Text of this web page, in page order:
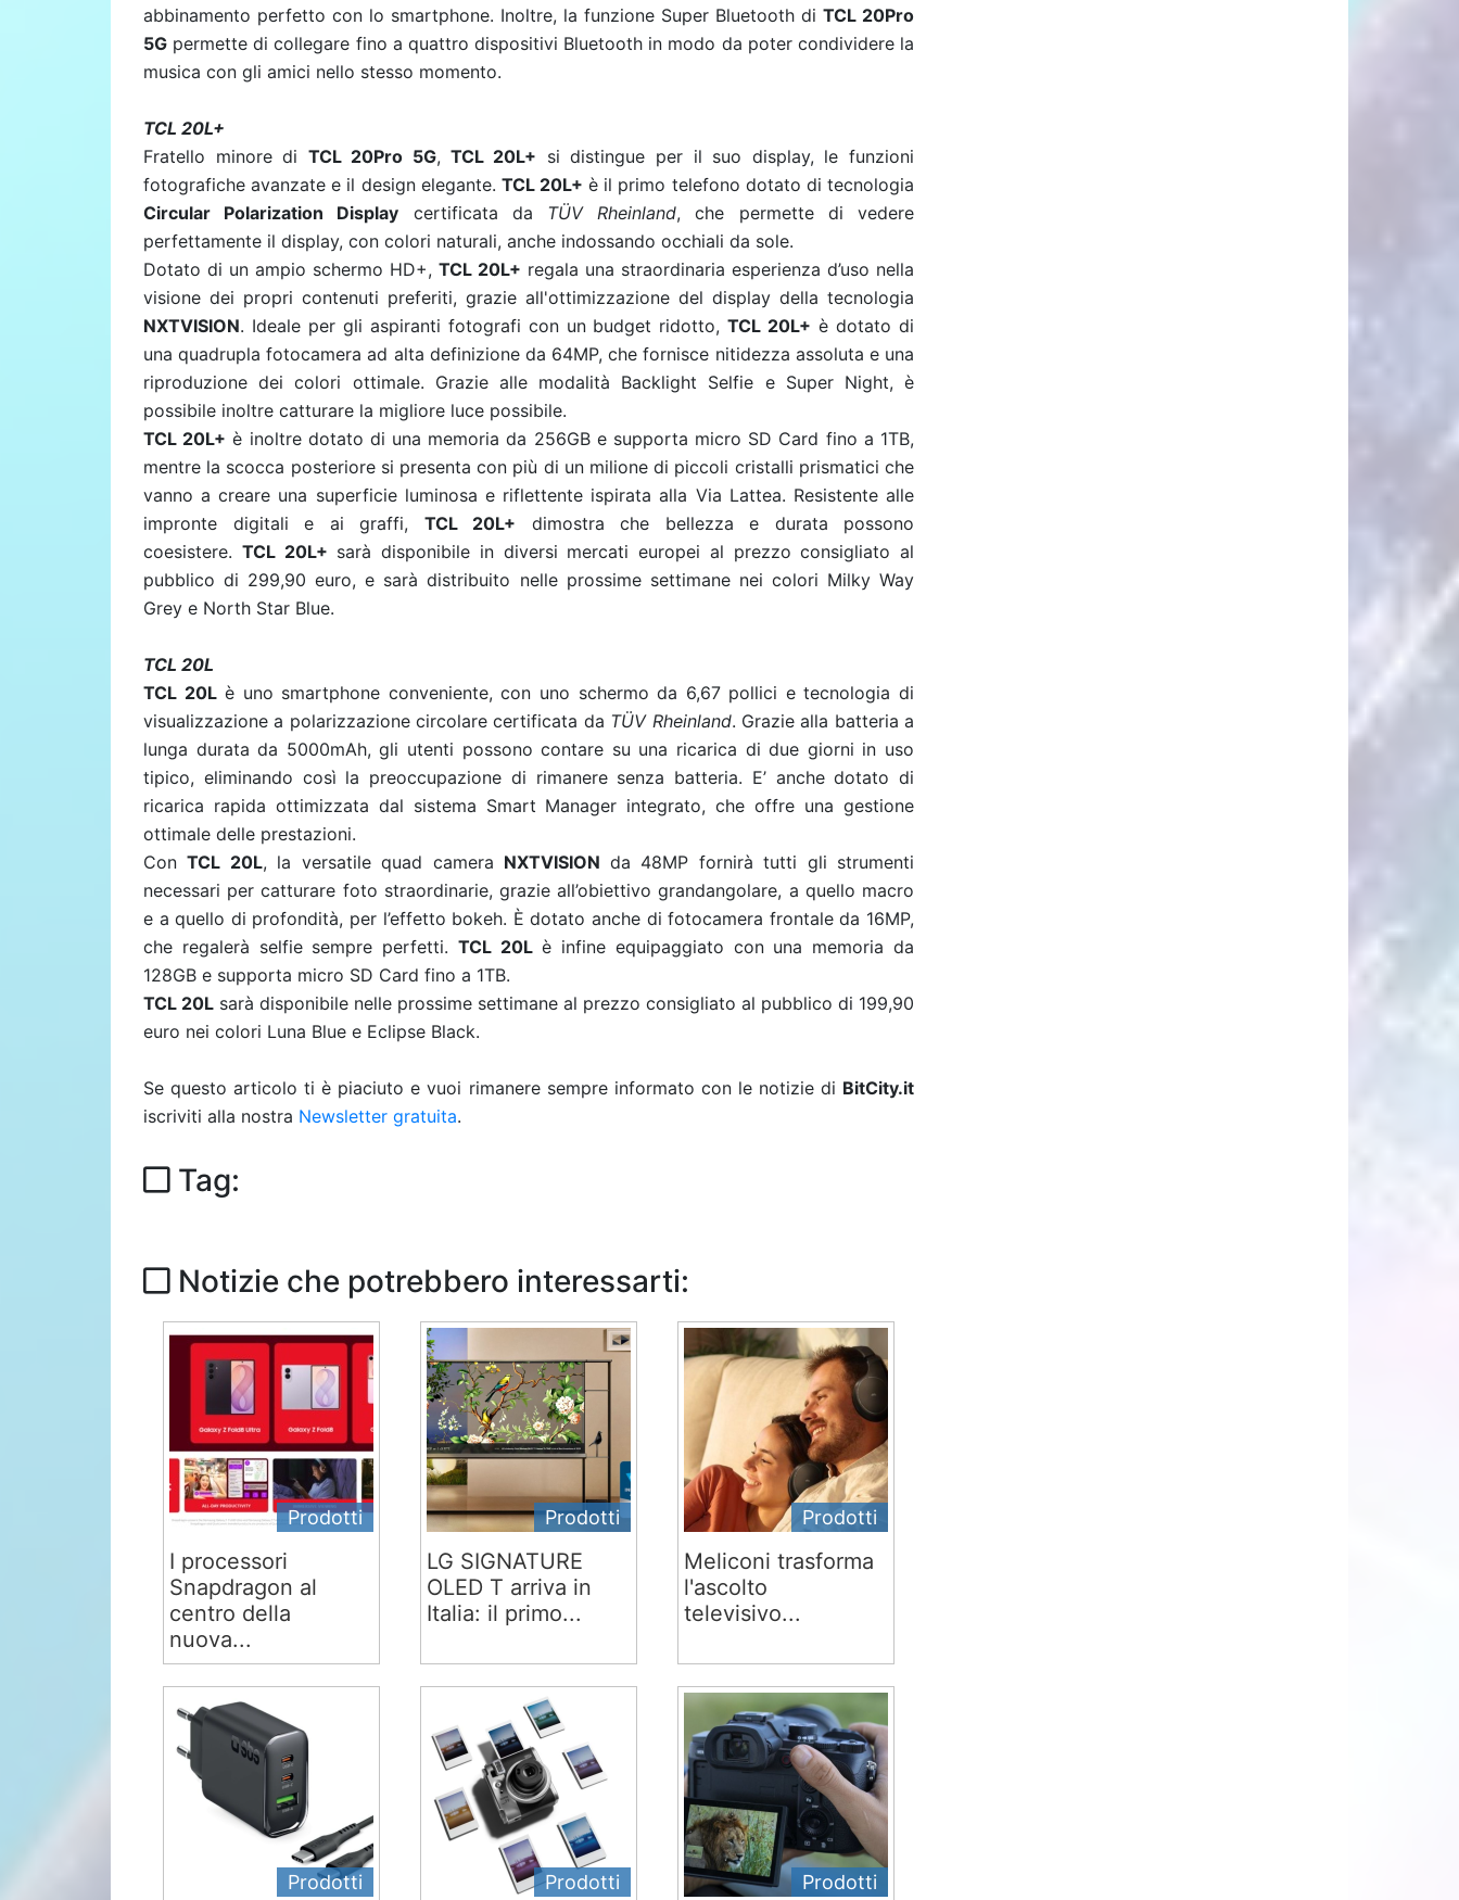
abbinamento perfetto con lo smartphone. Inoltre, la funzione Super Bluetooth di TCL 20Pro
5G permette di collegare fino a quattro dispositivi Bluetooth in modo da poter condividere la
musica con gli amici nello stesso momento.
TCL 20L+
Fratello minore di TCL 20Pro 5G, TCL 20L+ si distingue per il suo display, le funzioni
fotografiche avanzate e il design elegante. TCL 20L+ è il primo telefono dotato di tecnologia
Circular Polarization Display certificata da TÜV Rheinland, che permette di vedere
perfettamente il display, con colori naturali, anche indossando occhiali da sole.
Dotato di un ampio schermo HD+, TCL 20L+ regala una straordinaria esperienza d’uso nella
visione dei propri contenuti preferiti, grazie all'ottimizzazione del display della tecnologia
NXTVISION. Ideale per gli aspiranti fotografi con un budget ridotto,TCL 20L+ è dotato di
una quadrupla fotocamera ad alta definizione da 64MP, che fornisce nitidezza assoluta e una
riproduzione dei colori ottimale. Grazie alle modalità Backlight Selfie e Super Night, è
possibile inoltre catturare la migliore luce possibile.
TCL 20L+ è inoltre dotato di una memoria da 256GB e supporta micro SD Card fino a 1TB,
mentre la scocca posteriore si presenta con più di un milione di piccoli cristalli prismatici che
vanno a creare una superficie luminosa e riflettente ispirata alla Via Lattea. Resistente alle
impronte digitali e ai graffi, TCL 20L+ dimostra che bellezza e durata possono
coesistere. TCL 20L+ sarà disponibile in diversi mercati europei al prezzo consigliato al
pubblico di 299,90 euro, e sarà distribuito nelle prossime settimane nei colori Milky Way
Grey e North Star Blue.
TCL 20L
TCL 20Lè uno smartphone conveniente, con uno schermo da 6,67 pollici e tecnologia di
visualizzazione a polarizzazione circolare certificata da TÜV Rheinland. Grazie alla batteria a
lunga durata da 5000mAh, gli utenti possono contare su una ricarica di due giorni in uso
tipico, eliminando così la preoccupazione di rimanere senza batteria. E’ anche dotato di
ricarica rapida ottimizzata dal sistema Smart Manager integrato, che offre una gestione
ottimale delle prestazioni.
ConTCL 20L, la versatile quad camera NXTVISION da 48MP fornirà tutti gli strumenti
necessari per catturare foto straordinarie, grazie all’obiettivo grandangolare, a quello macro
e a quello di profondità, per l’effetto bokeh. È dotato anche di fotocamera frontale da 16MP,
che regalerà selfie sempre perfetti. TCL 20Lè infine equipaggiato con una memoria da
128GB e supporta micro SD Card fino a 1TB.
TCL 20L sarà disponibile nelle prossime settimane al prezzo consigliato al pubblico di 199,90
euro nei colori Luna Blue e Eclipse Black.
Se questo articolo ti è piaciuto e vuoi rimanere sempre informato con le notizie di BitCity.it
iscriviti alla nostra Newsletter gratuita.
Tag:
Notizie che potrebbero interessarti:
Prodotti
I processori
Snapdragon al
centro della
nuova...
Prodotti
LG SIGNATURE
OLED T arriva in
Italia: il primo...
Prodotti
Meliconi trasforma
l'ascolto
televisivo...
Prodotti Prodotti Prodotti